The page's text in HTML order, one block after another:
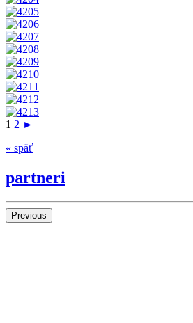
1 2 ►
« späť
partneri
Previous